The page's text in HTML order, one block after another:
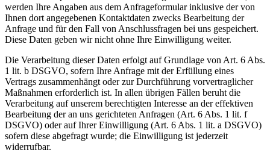
werden Ihre Angaben aus dem Anfrageformular inklusive der von
Ihnen dort angegebenen Kontaktdaten zwecks Bearbeitung der
Anfrage und für den Fall von Anschlussfragen bei uns gespeichert.
Diese Daten geben wir nicht ohne Ihre Einwilligung weiter.
Die Verarbeitung dieser Daten erfolgt auf Grundlage von Art. 6 Abs.
1 lit. b DSGVO, sofern Ihre Anfrage mit der Erfüllung eines
Vertrags zusammenhängt oder zur Durchführung vorvertraglicher
Maßnahmen erforderlich ist. In allen übrigen Fällen beruht die
Verarbeitung auf unserem berechtigten Interesse an der effektiven
Bearbeitung der an uns gerichteten Anfragen (Art. 6 Abs. 1 lit. f
DSGVO) oder auf Ihrer Einwilligung (Art. 6 Abs. 1 lit. a DSGVO)
sofern diese abgefragt wurde; die Einwilligung ist jederzeit
widerrufbar.